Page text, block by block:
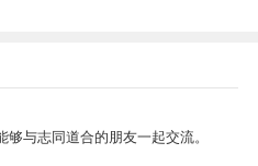
与志同道合的朋友一起交流。